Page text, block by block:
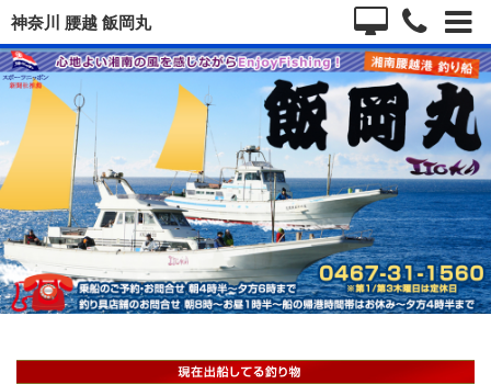
神奈川 腰越 飯岡丸